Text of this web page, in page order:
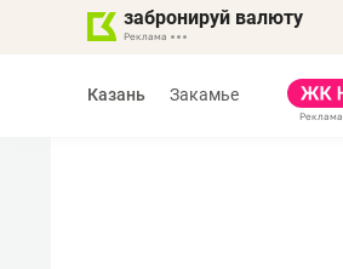
забронируй валюту
Казань Закамье